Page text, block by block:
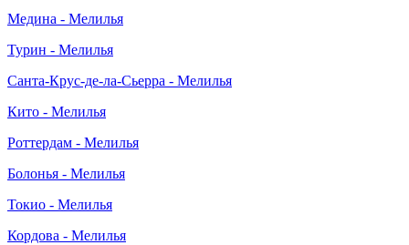
Медина - Мелилья
Турин - Мелилья
Санта-Крус-де-ла-Сьерра - Мелилья
Кито - Мелилья
Роттердам - Мелилья
Болонья - Мелилья
Токио - Мелилья
Кордова - Мелилья